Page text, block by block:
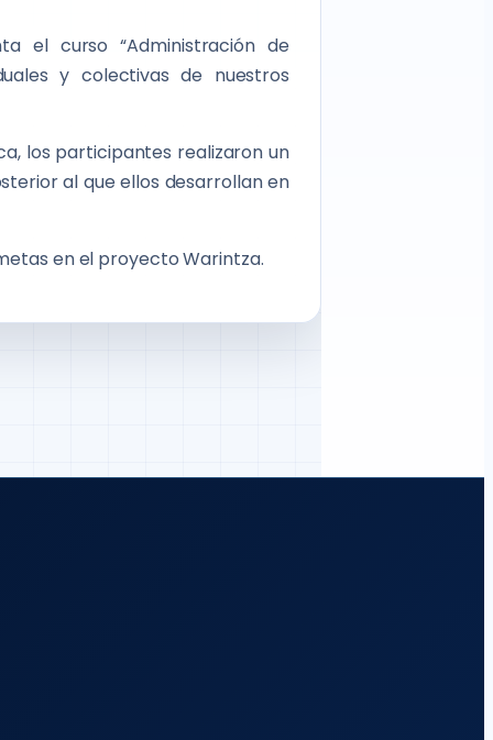
el curso “Administración de
y colectivas de nuestros
los participantes realizaron un
al que ellos desarrollan en
en el proyecto Warintza.